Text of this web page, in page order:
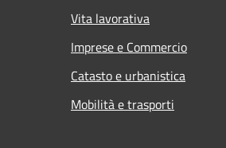
Vita lavorativa
Imprese e Commercio
Catasto e urbanistica
Mobilità e trasporti